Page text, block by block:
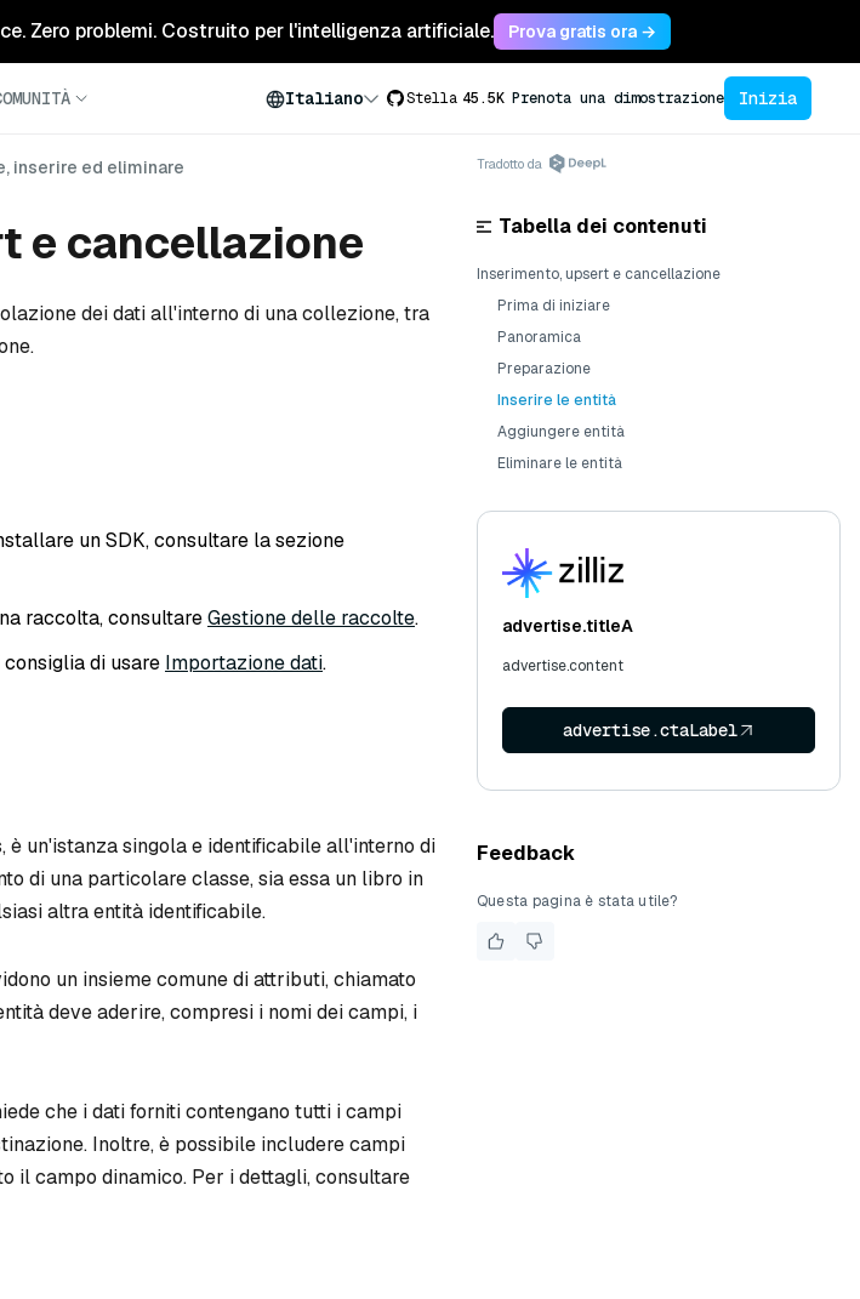
Zero problemi. Costruito per l'intelligenza artificiale. Prova gratis ora →
Italiano Stella 45.5K Prenota una dimostrazione Inizia
inserire ed eliminare
e cancellazione
dei dati all'interno di una collezione, tra
un SDK, consultare la sezione
raccolta, consultareGestione delle raccolte.
di usare Importazione dati.
un'istanza singola e identificabile all'interno di
di una particolare classe, sia essa un libro in
altra entità identificabile.
un insieme comune di attributi, chiamato
deve aderire, compresi i nomi dei campi, i
che i dati forniti contengano tutti i campi
Inoltre, è possibile includere campi
il campo dinamico. Per i dettagli, consultare
Tradotto da
Tabella dei contenuti
Inserimento, upsert e cancellazione
Prima di iniziare
Panoramica
Preparazione
Inserire le entità
Aggiungere entità
Eliminare le entità
advertise.titleA
advertise.content
advertise.ctaLabel
Feedback
Questa pagina è stata utile?